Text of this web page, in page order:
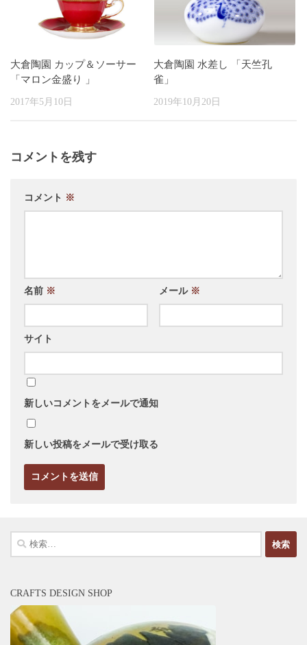
大倉陶園 カップ＆ソーサー
「マロン金盛り 」
2017年5月10日
大倉陶園 水差し 「天竺孔
雀」
2019年10月20日
コメントを残す
コメント ※
名前 ※ メール ※
サイト
新しいコメントをメールで通知
新しい投稿をメールで受け取る
検
索:
CRAFTS DESIGN SHOP